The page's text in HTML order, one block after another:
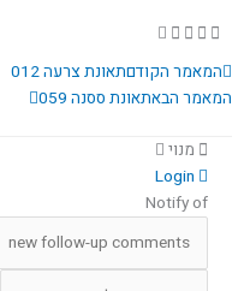
קודם
המאמר הקודםתאונת צרעה 012
המאמר הבאתאונת ססנה 059
הבא
מנוי
Notify of